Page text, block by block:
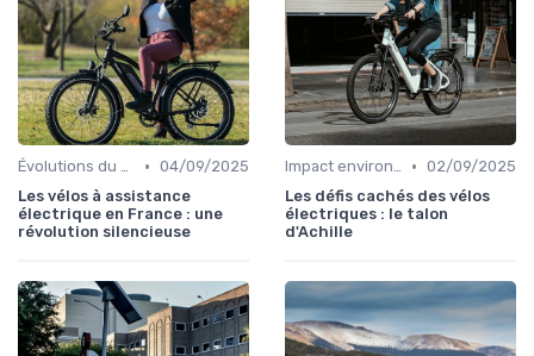
Évolutions du marché du vélo électrique • 04/09/2025
Les vélos à assistance
électrique en France : une
révolution silencieuse
Impact environnemental des vélos électriques • 02/09/2025
Les défis cachés des vélos
électriques : le talon
d'Achille